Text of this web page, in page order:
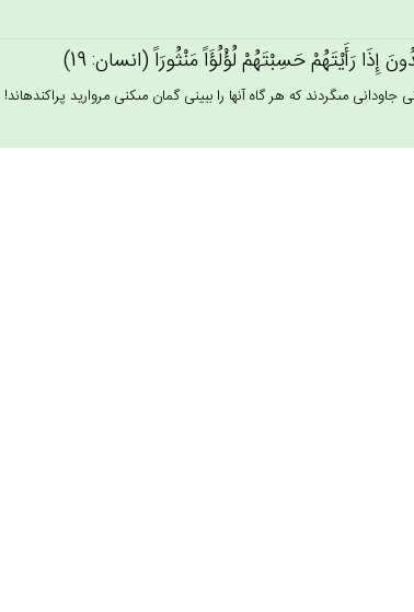
رَأَيْتَهُم‌ْ حَسِبْتَهُم‌ْ لُؤْلُؤَاً مَنْثُورَاً (انسان: 19)
مى‏گردند كه هر گاه آنها را ببينى گمان مى‏كنى مرواريد پراكنده‏اند!